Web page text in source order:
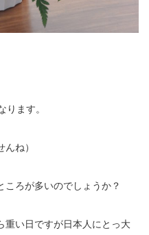
ます。
ね）
ろが多いのでしょうか？
重い日ですが日本人にとっ大